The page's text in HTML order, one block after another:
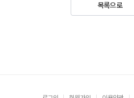
목록으로